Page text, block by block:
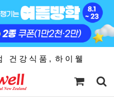
건 강 식 품 , 하 이 웰